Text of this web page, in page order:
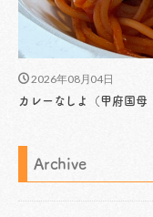
2026年08月04日
カレーなしよ（甲府国
Archive